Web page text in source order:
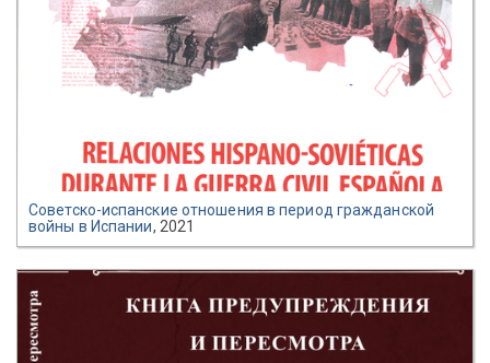
Советско-испанские отношения в период гражданской
войны в Испании, 2021